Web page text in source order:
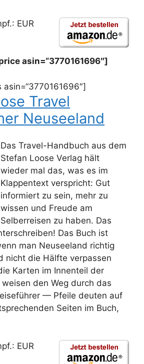
EUR
asin=“3770161696″]
Travel
Neuseeland
Das Travel-Handbuch aus dem
Stefan Loose Verlag hält
wieder mal das, was es im
Klappentext verspricht: Gut
informiert zu sein, mehr zu
wissen und Freude am
Selberreisen zu haben. Das
Das Buch ist
man Neuseeland richtig
nicht die Hälfte verpassen
Karten im Innenteil der
den Weg durch das
— Pfeile deuten auf
Seiten im Buch,
EUR